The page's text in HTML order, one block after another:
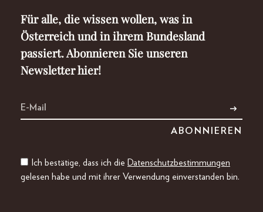
Für alle, die wissen wollen, was in
Österreich und in ihrem Bundesland
passiert. Abonnieren Sie unseren
Newsletter hier!
Ich bestätige, dass ich die Datenschutzbestimmungen
gelesen habe und mit ihrer Verwendung einverstanden bin.